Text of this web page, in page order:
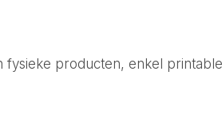
fysieke producten, enkel